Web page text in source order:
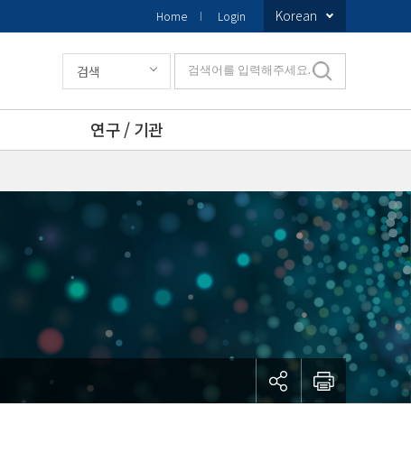
Home Login Korean
연구 / 기관
검색 검색어를 입력해주세요.